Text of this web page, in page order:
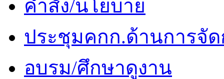
คำสั่ง/นโยบาย
ประชุมคกก.ด้านการจัด
อบรม/ศึกษาดูงาน